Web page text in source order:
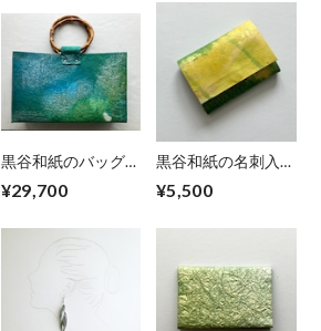
黒谷和紙のバッグ
¥29,700
黒谷和紙の名刺入れ
¥5,500